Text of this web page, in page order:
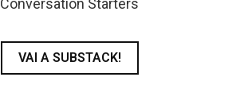
Conversation Starters
VAI A SUBSTACK!